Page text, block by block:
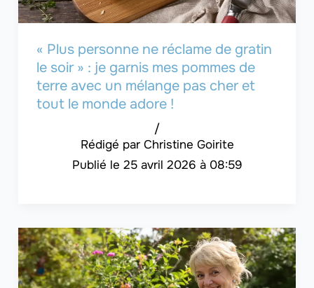
« Plus personne ne réclame de gratin
le soir » : je garnis mes pommes de
terre avec un mélange pas cher et
tout le monde adore !
Christine Goirite
/
25 avril 2026 à 08:59